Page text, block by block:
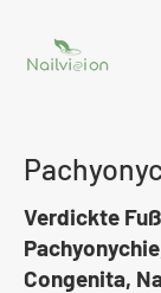
Verdickte
Congenita,